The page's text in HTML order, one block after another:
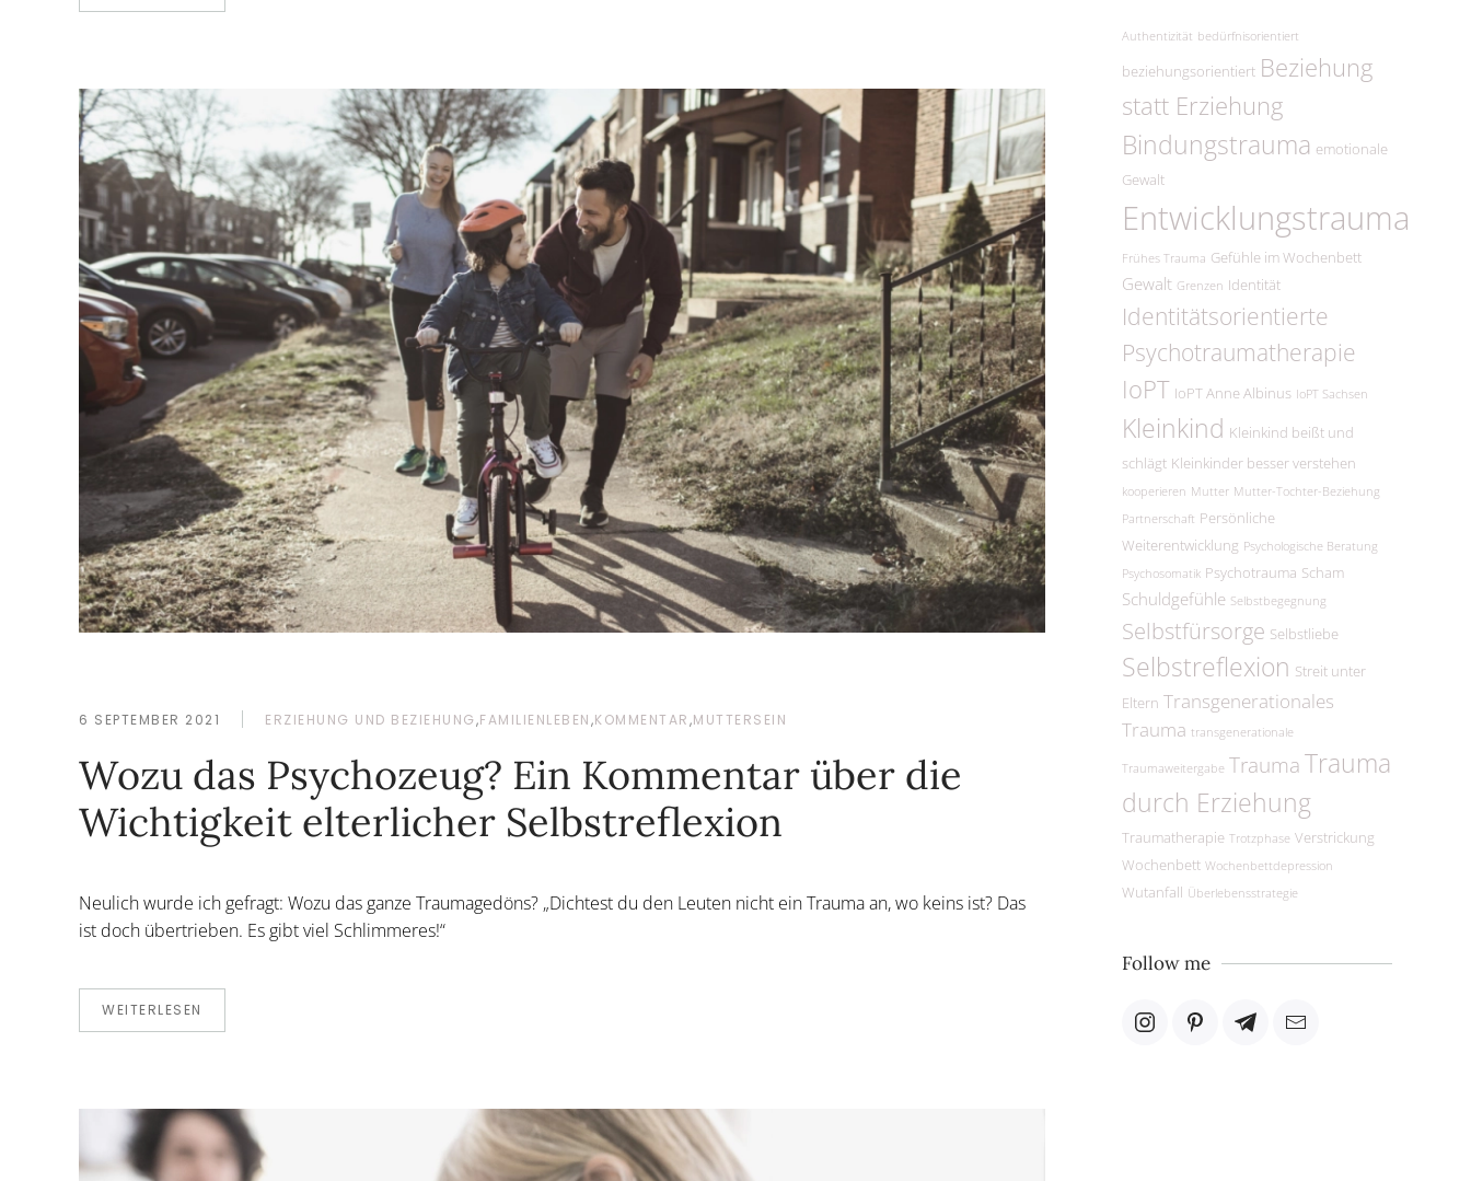
6 SEPTEMBER 2021 ERZIEHUNG UND BEZIEHUNG,FAMILIENLEBEN,KOMMENTAR,MUTTERSEIN
Wozu das Psychozeug? Ein Kommentar über die
Wichtigkeit elterlicher Selbstreflexion
Neulich wurde ich gefragt: Wozu das ganze Traumagedöns? „Dichtest du den Leuten nicht ein Trauma an, wo keins ist? Das
ist doch übertrieben. Es gibt viel Schlimmeres!“
WEITERLESEN
Authentizität bedürfnisorientiert
beziehungsorientiert Beziehung
statt Erziehung
Bindungstrauma emotionale
Gewalt
Entwicklungstrauma
Frühes Trauma Gefühle im Wochenbett
Gewalt Grenzen Identität
Identitätsorientierte
Psychotraumatherapie
IoPT IoPT Anne Albinus IoPT Sachsen
Kleinkind Kleinkind beißt und
schlägt Kleinkinder besser verstehen
kooperieren Mutter Mutter-Tochter-Beziehung
Partnerschaft Persönliche
Weiterentwicklung Psychologische Beratung
Psychosomatik Psychotrauma Scham
Schuldgefühle Selbstbegegnung
Selbstfürsorge Selbstliebe
Selbstreflexion Streit unter
Eltern Transgenerationales
Trauma transgenerationale
Traumaweitergabe TraumaTrauma
durch Erziehung
Traumatherapie Trotzphase Verstrickung
Wochenbett Wochenbettdepression
Wutanfall Überlebensstrategie
Follow me